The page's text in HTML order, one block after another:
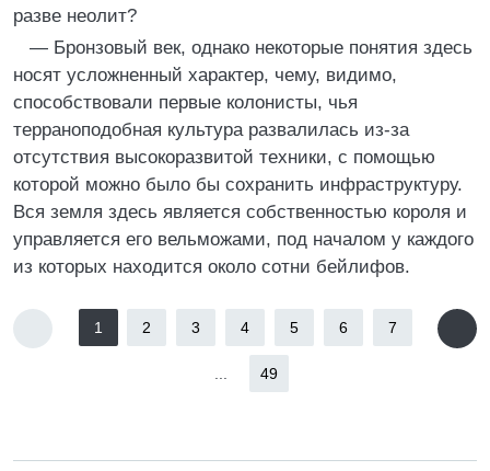
разве неолит?
— Бронзовый век, однако некоторые понятия здесь
носят усложненный характер, чему, видимо,
способствовали первые колонисты, чья
терраноподобная культура развалилась из-за
отсутствия высокоразвитой техники, с помощью
которой можно было бы сохранить инфраструктуру.
Вся земля здесь является собственностью короля и
управляется его вельможами, под началом у каждого
из которых находится около сотни бейлифов.
1 2 3 4 5 6 7
49